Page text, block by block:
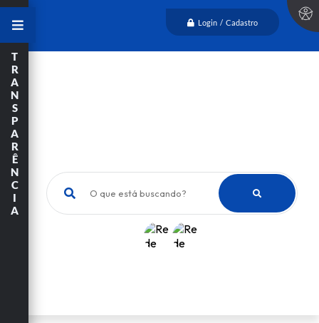
Login / Cadastro
O que está buscando?
T
R
A
N
S
P
A
R
Ê
N
C
I
A